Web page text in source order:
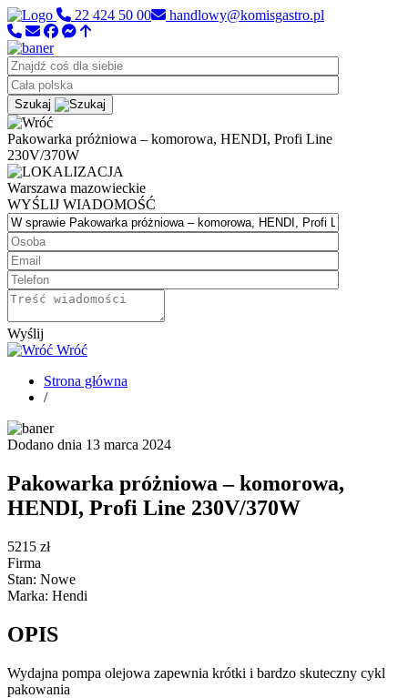
22 424 50 00 handlowy@komisgastro.pl
Szukaj
Pakowarka próżniowa – komorowa, HENDI, Profi Line
230V/370W
Warszawa mazowieckie
WYŚLIJ WIADOMOŚĆ
Wyślij
Wróć
Strona główna
/
Dodano dnia 13 marca 2024
Pakowarka próżniowa – komorowa,
HENDI, Profi Line 230V/370W
5215 zł
Firma
Stan: Nowe
Marka: Hendi
OPIS
Wydajna pompa olejowa zapewnia krótki i bardzo skuteczny cykl
pakowania